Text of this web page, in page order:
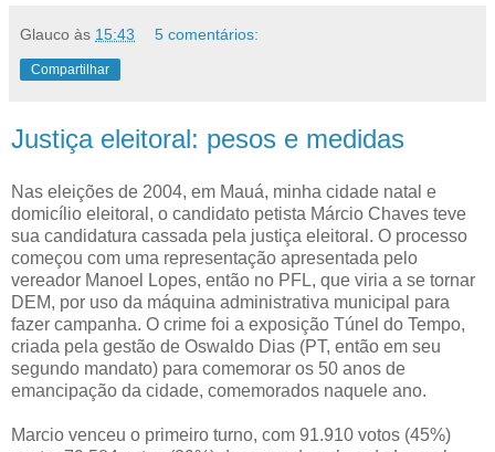
Glauco às 15:43 5 comentários:
Compartilhar
Justiça eleitoral: pesos e medidas
Nas eleições de 2004, em Mauá, minha cidade natal e
domicílio eleitoral, o candidato petista Márcio Chaves teve
sua candidatura cassada pela justiça eleitoral. O processo
começou com uma representação apresentada pelo
vereador Manoel Lopes, então no PFL, que viria a se tornar
DEM, por uso da máquina administrativa municipal para
fazer campanha. O crime foi a exposição Túnel do Tempo,
criada pela gestão de Oswaldo Dias (PT, então em seu
segundo mandato) para comemorar os 50 anos de
emancipação da cidade, comemorados naquele ano.
Marcio venceu o primeiro turno, com 91.910 votos (45%)